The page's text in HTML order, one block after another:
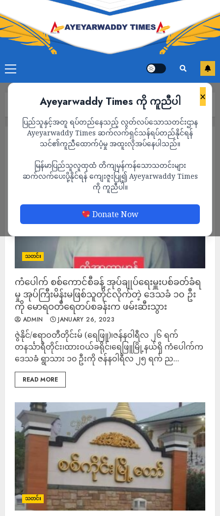
×
Ayeyarwaddy Times ကို ကူညီပါ
ပြည်သူနှင့်အတူ ရပ်တည်နေသည့် လွတ်လပ်သောသတင်းဌာန
Ayeyarwaddy Times ဆက်လက်ရှင်သန်ရပ်တည်နိုင်ရန်
သင်၏ကူညီထောက်ပံ့မှု အထူးလိုအပ်နေပါသည်။
မြန်မာပြည်သူလူထုထံ တိကျမှန်ကန်သောသတင်းများ
ဆက်လက်ပေးပို့နိုင်ရန် ကျေးဇူးပြု၍ Ayeyarwaddy Times
ကို ကူညီပါ။
Donate Now
သတင်း Page 1,413
သတင်း
သတင်း
ကံပေါက် စစ်ကောင်စီခန့် အုပ်ချုပ်ရေးမှူးပစ်ခတ်ခံရ
မှု အုပ်ကြီးမိန်းမဖြစ်သူတိုင်လိုက်တဲ့ ဒေသခံ ၁၀ ဦး
ကို မောရဝတီရေတပ်စခန်းက ဖမ်းဆီးသွား
ADMIN JANUARY 26, 2023
ဇွဲနိုင်/ဧရာဝတီတိုင်းမ် (ရေဖြူ)၊ဇန်နဝါရီလ ၂၆ ရက်
တနင်္သာရီတိုင်း၊ထားဝယ်ခရိုင်၊ရေဖြူမြို့နယ်ရှိ ကံပေါက်က
ဒေသခံ ရွာသား ၁၀ ဦးကို ဇန်နဝါရီလ ၂၅ ရက် ည...
READ MORE
သတင်း